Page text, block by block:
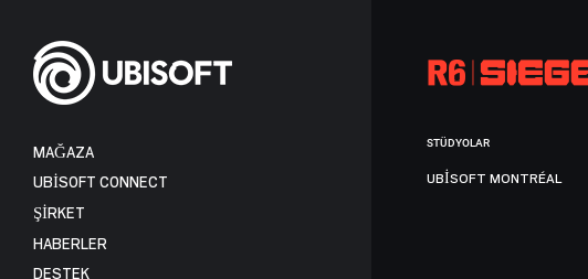
MAĞAZA
UBISOFT CONNECT
ŞİRKET
HABERLER
DESTEK
STÜDYOLAR
UBISOFT MONTRÉAL